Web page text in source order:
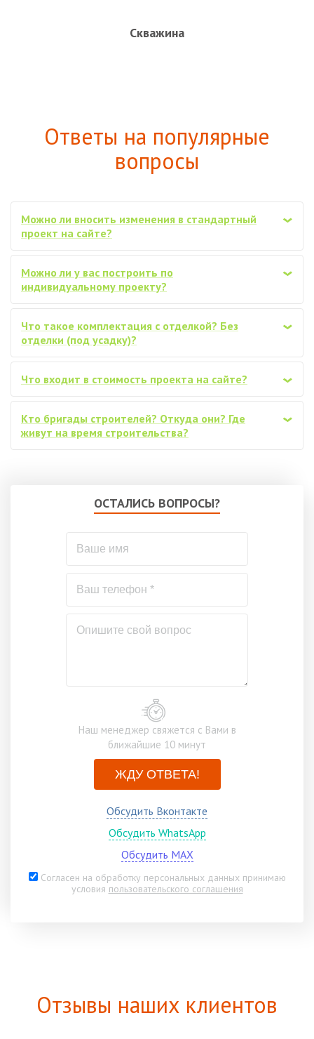
Скважина
Ответы на популярные
вопросы
‹
Можно ли вносить изменения в стандартный
проект на сайте?
‹
Можно ли у вас построить по
индивидуальному проекту?
‹
Что такое комплектация с отделкой? Без
отделки (под усадку)?
‹
Что входит в стоимость проекта на сайте?
‹
Кто бригады строителей? Откуда они? Где
живут на время строительства?
ОСТАЛИСЬ ВОПРОСЫ?
Наш менеджер свяжется с Вами в
ближайшие 10 минут
ЖДУ ОТВЕТА!
Обсудить Вконтакте
Обсудить WhatsApp
Обсудить MAX
Согласен на обработку персональных данных принимаю
условия пользовательского соглашения
Отзывы наших клиентов